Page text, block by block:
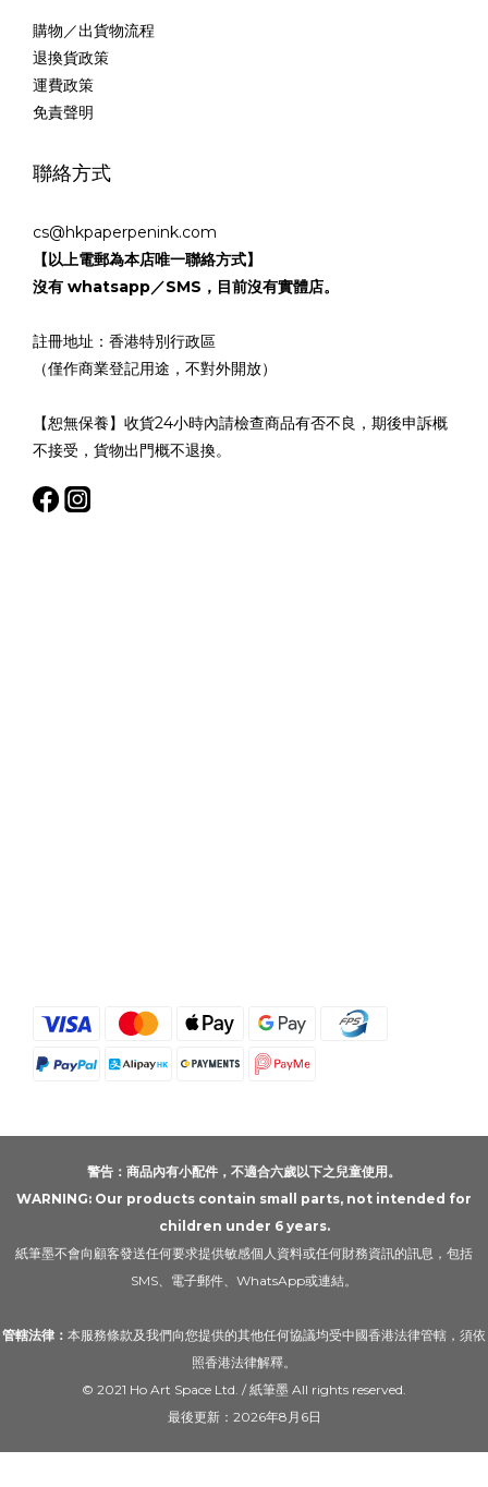
購物／出貨物流程
退換貨政策
運費政策
免責聲明
聯絡方式
cs@hkpaperpenink.com
【以上電郵為本店唯一聯絡方式】
沒有 whatsapp／SMS，目前沒有實體店。
註冊地址：香港特別行政區
（僅作商業登記用途，不對外開放）
【恕無保養】收貨24小時內請檢查商品有否不良，期後申訴概
不接受，貨物出門概不退換。
警告：商品內有小配件，不適合六歲以下之兒童使用。
WARNING: Our products contain small parts, not intended for
children under 6 years.
紙筆墨不會向顧客發送任何要求提供敏感個人資料或任何財務資訊的訊息，包括
SMS、電子郵件、WhatsApp或連結。
管轄法律： 本服務條款及我們向您提供的其他任何協議均受中國香港法律管轄，須依
照香港法律解釋。
© 2021 Ho Art Space Ltd. / 紙筆墨 All rights reserved.
最後更新：2026年8月6日